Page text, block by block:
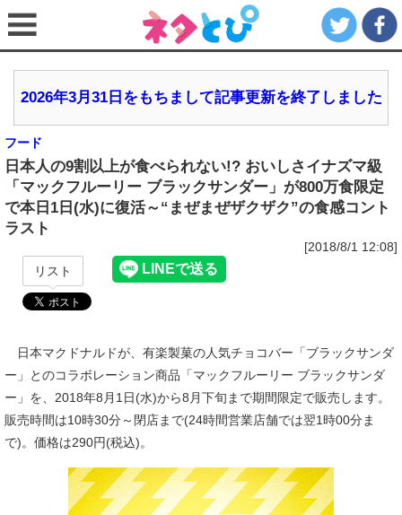
2026年3月31日をもちまして記事更新を終了しました
フード
日本人の9割以上が食べられない!? おいしさイナズマ級
「マックフルーリー ブラックサンダー」が800万食限定
で本日1日(水)に復活～“まぜまぜザクザク”の食感コント
ラスト
[2018/8/1 12:08]
リスト
日本マクドナルドが、有楽製菓の人気チョコバー「ブラックサンダ
ー」とのコラボレーション商品「マックフルーリー ブラックサンダ
ー」を、2018年8月1日(水)から8月下旬まで期間限定で販売します。
販売時間は10時30分～閉店まで(24時間営業店舗では翌1時00分ま
で)。価格は290円(税込)。